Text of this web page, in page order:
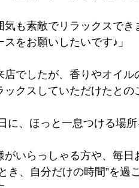
気も素敵でリラックスでき
をお願いしたいです♪」
店でしたが、香りやオイ
ックスしていただけたと
に、ほっと一息つける場所
がいらっしゃる方や、毎日
き、自分だけの時間”を